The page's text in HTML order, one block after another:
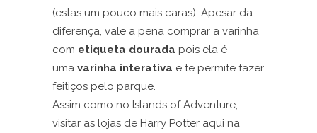
(estas um pouco mais caras). Apesar da
diferença, vale a pena comprar a varinha
com etiqueta dourada pois ela é
uma varinha interativa e te permite fazer
feitiços pelo parque.
Assim como no Islands of Adventure,
visitar as lojas de Harry Potter aqui na